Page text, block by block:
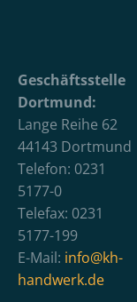
Geschäftsstelle
Dortmund:
Lange Reihe 62
44143 Dortmund
Telefon: 0231
5177-0
Telefax: 0231
5177-199
E-Mail: info@kh-
handwerk.de